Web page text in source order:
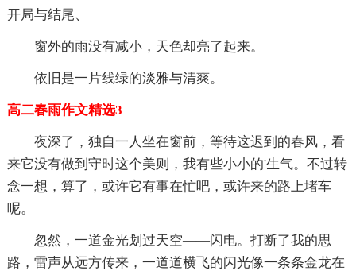
开局与结尾、
窗外的雨没有减小，天色却亮了起来。
依旧是一片线绿的淡雅与清爽。
高二春雨作文精选3
夜深了，独自一人坐在窗前，等待这迟到的春风，看
来它没有做到守时这个美则，我有些小小的'生气。不过转
念一想，算了，或许它有事在忙吧，或许来的路上堵车
呢。
忽然，一道金光划过天空——闪电。打断了我的思
路，雷声从远方传来，一道道横飞的闪光像一条条金龙在